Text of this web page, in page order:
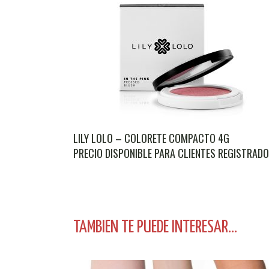
LILY LOLO – COLORETE COMPACTO 4G
PRECIO DISPONIBLE PARA CLIENTES
TAMBIEN TE PUEDE INTERESAR...